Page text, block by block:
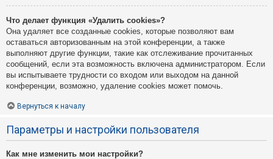
Что делает функция «Удалить cookies»?
Она удаляет все созданные cookies, которые позволяют вам
оставаться авторизованным на этой конференции, а также
выполняют другие функции, такие как отслеживание прочитанных
сообщений, если эта возможность включена администратором. Если
вы испытываете трудности со входом или выходом на данной
конференции, возможно, удаление cookies может помочь.
Вернуться к началу
Параметры и настройки пользователя
Как мне изменить мои настройки?